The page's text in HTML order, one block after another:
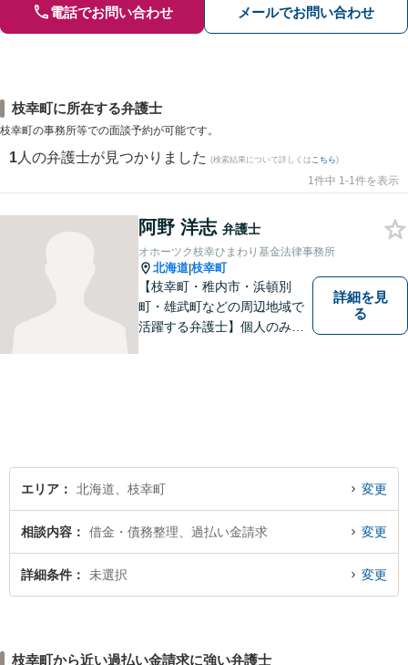
電話でお問い合わせ メールでお問い合わせ
枝幸町に所在する弁護士
枝幸町の事務所等での面談予約が可能です。
1 人の弁護士が見つかりました (検索結果について詳しくは こちら)
1件中 1-1件を表示
阿野 洋志 弁護士
オホーツク枝幸ひまわり基金法律事務所
北海道|枝幸町
【枝幸町・稚内市・浜頓別
町・雄武町などの周辺地域で
活躍する弁護士】個人のみな
詳細を見
る
エリア 北海道、枝幸町 変更
相談内容 借金・債務整理、過払い金請求 変更
詳細条件 未選択 変更
枝幸町から近い過払い金請求に強い弁護士